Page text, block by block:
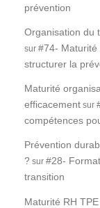
prévention
Organisation du
sur #74- Maturité
structurer la
Maturité
efficacement sur
compétences
Prévention
? sur #28-
transition
Maturité RH